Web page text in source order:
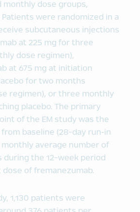
monthly dose groups,
were randomized in a
subcutaneous injections
at 225 mg for three
dose regimen),
at 675 mg at initiation
for two months
regimen), or three monthly
placebo. The primary
of the EM study was the
from baseline (28-day run-in
average number of
during the 12-week period
of fremanezumab.
1,130 patients were